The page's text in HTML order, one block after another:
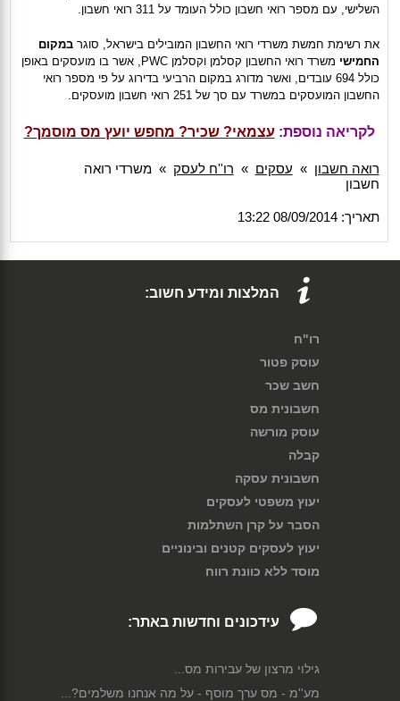
השלישי, עם מספר רואי חשבון כולל העומד על 311 רואי חשבון.
את רשימת חמשת משרדי רואי החשבון המובילים בישראל, סוגרבמקום
החמישי משרד רואי החשבון קסלמן וקסלמןPWC
, אשר בו מועסקים באופן
כולל 694 עובדים, ואשר מדורג במקום הרביעי בדירוג על פי מספר רואי
החשבון המועסקים במשרד עם סך של 251 רואי חשבון מועסקים.
לקריאה נוספת: עצמאי? שכיר? מחפש יועץ מס מוסמך?
רואה חשבון » עסקים » רו''ח לעסק »משרדי רואה
חשבון
תאריך: 08/09/2014 13:22
המלצות ומידע חשוב:
רו"ח
עוסק פטור
חשב שכר
חשבונית מס
עוסק מורשה
קבלה
חשבונית עסקה
יעוץ משפטי לעסקים
הסבר על קרן השתלמות
יעוץ לעסקים קטנים ובינוניים
מוסד ללא כוונת רווח
עידכונים וחדשות באתר:
גילוי מרצון של עבירות מס...
מע''מ - מס ערך מוסף - על מה אנחנו משלמים?...